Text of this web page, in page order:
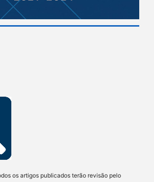
os artigos publicados terão revisão pelo